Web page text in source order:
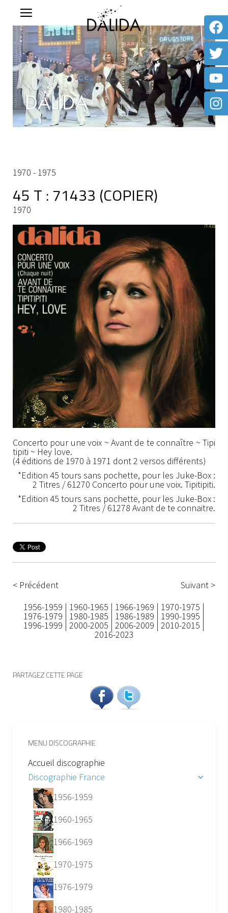
1970 - 1975
45 T : 71433 (COPIER)
1970
Concerto pour une voix ~ Avant de te connaître ~ Tipi
tipiti ~ Hey love.
(4 éditions de 1970 à 1971 dont 2 versos différents)
*Edition 45 tours sans pochette, pour les Juke-Box :
2 Titres / 61270 Concerto pour une voix. Tipitipiti.
*Edition 45 tours sans pochette, pour les Juke-Box :
2 Titres / 61278 Avant de te connaitre.
< Précédent
Suivant >
1956-1959 | 1960-1965 | 1966-1969 | 1970-1975 |
1976-1979 1980-1985 1986-1989 1990-1995
1996-1999 2000-2005 2006-2009 2010-2015
2016-2023
PARTAGEZ CETTE PAGE
MENU DISCOGRAPHIE
Accueil discographie
Discographie France
1956-1959
1960-1965
1966-1969
1970-1975
1976-1979
1980-1985